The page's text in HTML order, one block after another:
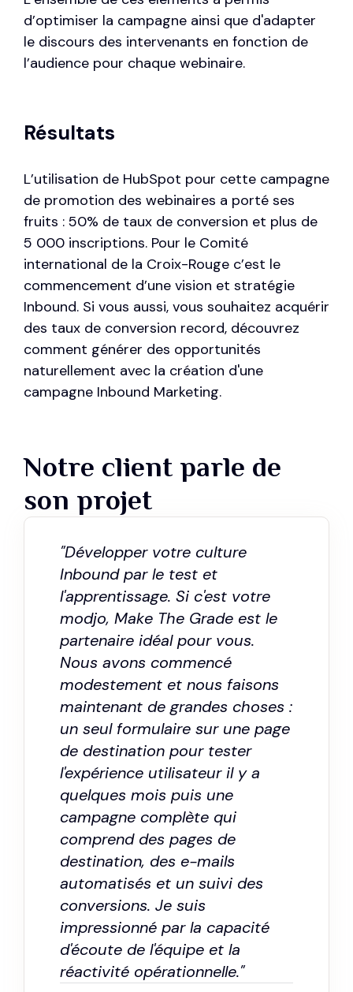
d’optimiser la campagne ainsi que d'adapter
le discours des intervenants en fonction de
l’audience pour chaque webinaire.
Résultats
L’utilisation de HubSpot pour cette campagne
de promotion des webinaires a porté ses
fruits : 50% de taux de conversion et plus de
5 000 inscriptions. Pour le Comité
international de la Croix-Rouge c’est le
commencement d’une vision et stratégie
Inbound. Si vous aussi, vous souhaitez acquérir
des taux de conversion record, découvrez
comment générer des opportunités
naturellement avec la création d'une
campagne Inbound Marketing.
Notre client parle de
son projet
"Développer votre culture
Inbound par le test et
l'apprentissage. Si c'est votre
modjo, Make The Grade est le
partenaire idéal pour vous.
Nous avons commencé
modestement et nous faisons
maintenant de grandes choses :
un seul formulaire sur une page
de destination pour tester
l'expérience utilisateur il y a
quelques mois puis une
campagne complète qui
comprend des pages de
destination, des e-mails
automatisés et un suivi des
conversions. Je suis
impressionné par la capacité
d'écoute de l'équipe et la
réactivité opérationnelle."